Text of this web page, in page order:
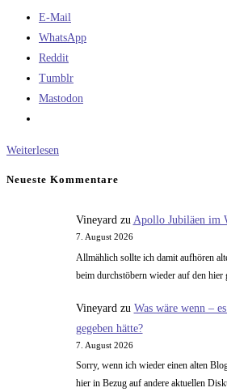
E-Mail
WhatsApp
Reddit
Tumblr
Mastodon
Weiterlesen
Neueste Kommentare
Vineyardzu Apollo Jubiläen im
7. August 2026
Allmählich sollte ich damit aufhören
beim durchstöbern wieder auf den
Vineyard zu Was wäre wenn –
gegeben hätte?
7. August 2026
Sorry, wenn ich wieder einen alten
hier in Bezug auf andere aktuellen